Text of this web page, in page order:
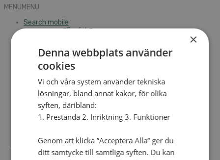
MENUMENU
Search mobile
English
Kontakt
Kalender
Lediga tjänster
FÖR FÖRSAMLINGAR
FÖRDJUPNING OCH UTVECKLING
Missionella initiativ
Skapelse och miljö
Gudstjänst
×
Denna webbplats använder
cookies
Vi och våra system använder tekniska
lösningar, bland annat kakor, för olika
syften, däribland:
1. Prestanda 2. Inriktning 3. Funktioner
Genom att klicka ”Acceptera Alla” ger du
ditt samtycke till samtliga syften. Du kan